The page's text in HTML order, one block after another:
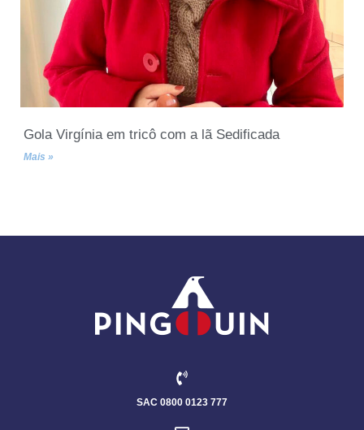
Gola Virgínia em tricô com a lã Sedificada
Mais »
SAC 0800 0123 777